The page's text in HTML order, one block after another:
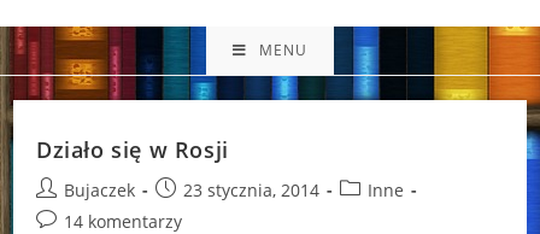
MENU
Działo się w Rosji
Post
author:
Bujaczek
Post
published:
23 stycznia, 2014
PostInne
Post14 komentarzy